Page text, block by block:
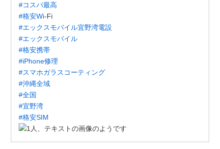
#コスパ最高
#格安Wi-Fi
#エックスモバイル宜野湾電設
#エックスモバイル
#格安携帯
#iPhone修理
#スマホガラスコーティング
#沖縄全域
#全国
#宜野湾
#格安SIM